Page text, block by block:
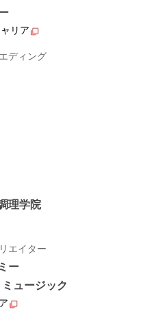
リア
ディング
理学院
エイター
ー
ュージック